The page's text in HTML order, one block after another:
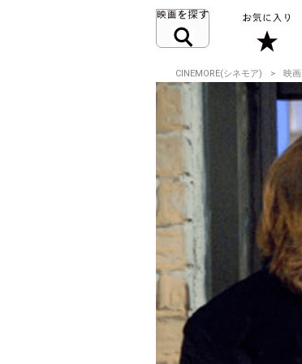
CINEMORE(シネモア) 映画